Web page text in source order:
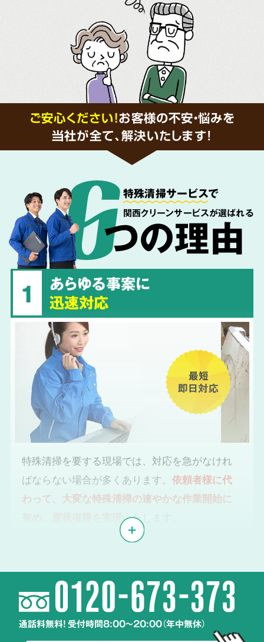
ご安心ください！お客様の不安・悩みを
当社が全て、解決いたします!
特殊清掃サービスで
関西クリーンサービスが選ばれる
つの理由
1
あらゆる事案に
迅速対応
最短
即日対応
特殊清掃を要する現場では、対応を急がなけれ
ばならない場合が多くあります。依頼者様に代
わって、大変な特殊清掃の速やかな作業開始に
いたします。
2
体液や汚物、雑菌の
除去・除菌・洗浄
通話料無料! 受付時間8:00～20:00（年中無休）